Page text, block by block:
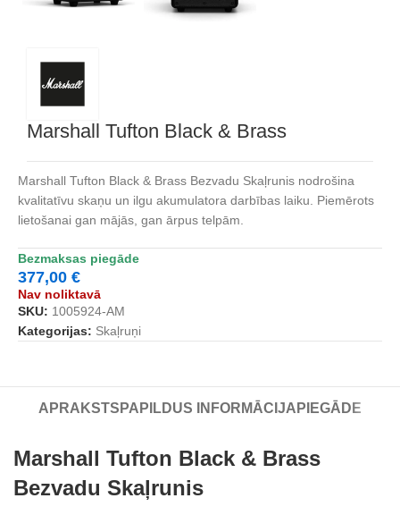
Marshall Tufton Black & Brass
Marshall Tufton Black & Brass Bezvadu Skaļrunis nodrošina
kvalitatīvu skaņu un ilgu akumulatora darbības laiku. Piemērots
lietošanai gan mājās, gan ārpus telpām.
Bezmaksas piegāde
377,00 €
Nav noliktavā
SKU: 1005924-AM
Kategorijas: Skaļruņi
APRAKSTS PAPILDUS INFORMĀCIJA PIEGĀDE
Marshall Tufton Black & Brass
Bezvadu Skaļrunis